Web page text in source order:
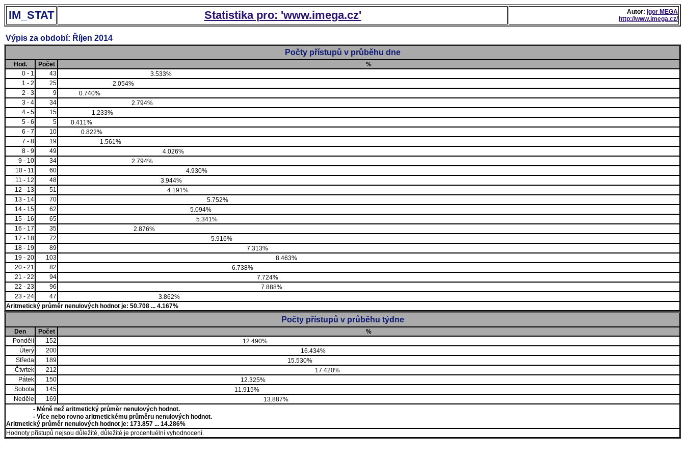
IM_STAT Statistika pro: 'www.imega.cz' Autor: Igor MEGA
http://www.imega.cz/
Výpis za období: Říjen 2014
Počty přístupů v průběhu dne
Hod. Počet
%
0 - 1
43
3.533%
1 - 2
25
2.054%
2 - 3
9
0.740%
3 - 4
34
2.794%
4 - 5
15
1.233%
5 - 6
5
0.411%
6 - 7
10
0.822%
7 - 8
19
1.561%
8 - 9
49
4.026%
9 - 10
34
2.794%
10 - 11
60
4.930%
11 - 12
48
3.944%
12 - 13
51
4.191%
13 - 14
70
5.752%
14 - 15
62
5.094%
15 - 16
65
5.341%
16 - 17
35
2.876%
17 - 18
72
5.916%
18 - 19
89
7.313%
19 - 20
103
8.463%
20 - 21
82
6.738%
21 - 22
94
7.724%
22 - 23
96
7.888%
23 - 24
47
3.862%
Aritmetický průměr nenulových hodnot je: 50.708 ... 4.167%
Počty přístupů v průběhu týdne
Den Počet
%
Pondělí
152
12.490%
Úterý
200
16.434%
Středa
189
15.530%
Čtvrtek
212
17.420%
Pátek
150
12.325%
Sobota
145
11.915%
Neděle
169
13.887%
- Méně než aritmetický průměr nenulových hodnot.
- Více nebo rovno aritmetickému průměru nenulových hodnot.
Aritmetický průměr nenulových hodnot je: 173.857 ... 14.286%
Hodnoty přístupů nejsou důležíté, důležité je procentuélní vyhodnocení.